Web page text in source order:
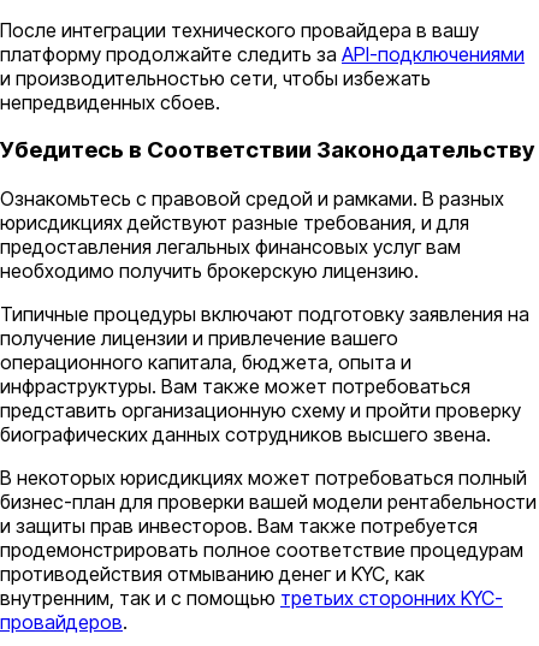
После интеграции технического провайдера в вашу
платформу продолжайте следить за API-подключениями
и производительностью сети, чтобы избежать
непредвиденных сбоев.
Убедитесь в Соответствии Законодательству
Ознакомьтесь с правовой средой и рамками. В разных
юрисдикциях действуют разные требования, и для
предоставления легальных финансовых услуг вам
необходимо получить брокерскую лицензию.
Типичные процедуры включают подготовку заявления на
получение лицензии и привлечение вашего
операционного капитала, бюджета, опыта и
инфраструктуры. Вам также может потребоваться
представить организационную схему и пройти проверку
биографических данных сотрудников высшего звена.
В некоторых юрисдикциях может потребоваться полный
бизнес-план для проверки вашей модели рентабельности
и защиты прав инвесторов. Вам также потребуется
продемонстрировать полное соответствие процедурам
противодействия отмыванию денег и KYC, как
внутренним, так и с помощью третьих сторонних KYC-
провайдеров.